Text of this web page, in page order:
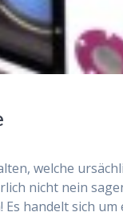
welche
nicht nein
handelt sich